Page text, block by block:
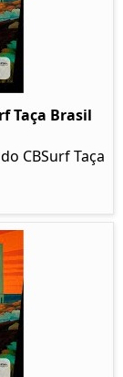
Taça Brasil
CBSurf Taça